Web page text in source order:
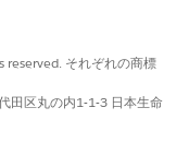
それぞれの商標
田区丸の内1-1-3 日本生命